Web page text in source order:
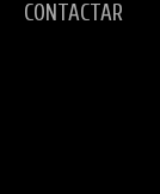
CONTACTAR